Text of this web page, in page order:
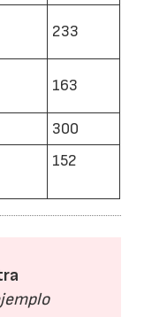
233
163
300
152